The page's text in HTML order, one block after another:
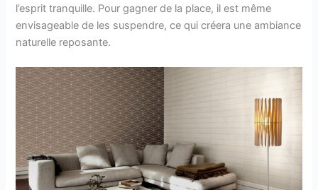
l’esprit tranquille. Pour gagner de la place, il est même
envisageable de les suspendre, ce qui créera une ambiance
naturelle reposante.